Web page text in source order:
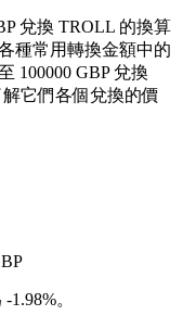
兌換 TROLL 的換算
種常用轉換金額中的
100000 GBP 兌換
它們各個兌換的價
-1.98%。